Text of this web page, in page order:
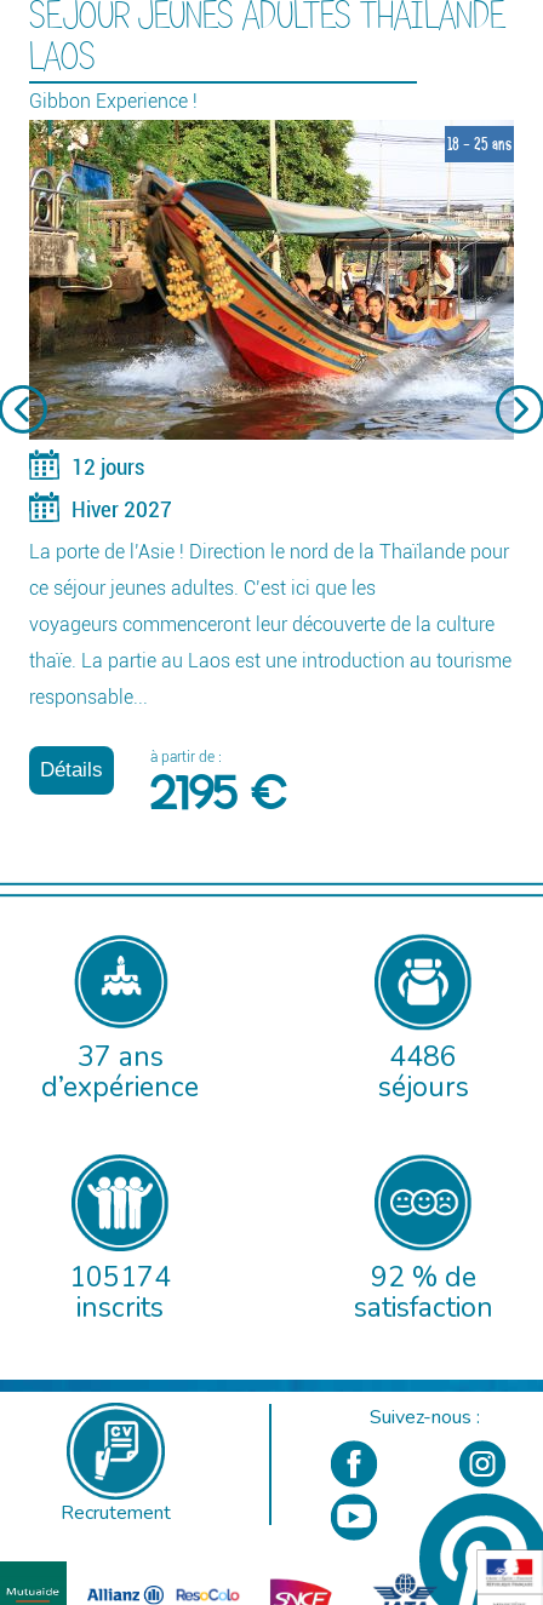
SÉJOUR JEUNES ADULTES THAÏLANDE
LAOS
Gibbon Experience !
18 - 25 ans
12 jours
Hiver 2027
La porte de l’Asie ! Direction le nord de la Thaïlande pour
ce séjour jeunes adultes. C’est ici que les
voyageurs commenceront leur découverte de la culture
thaïe. La partie au Laos est une introduction au tourisme
responsable...
Détails
à partir de :
2195 €
37 ans
d’expérience
4486
séjours
105174
inscrits
92 % de
satisfaction
Recrutement
Suivez-nous :